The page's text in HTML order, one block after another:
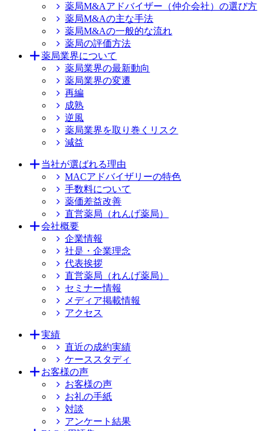
薬局M&Aアドバイザー（仲介会社）の選び方
薬局M&Aの主な手法
薬局M&Aの一般的な流れ
薬局の評価方法
薬局業界について
薬局業界の最新動向
薬局業界の変遷
再編
成熟
逆風
薬局業界を取り巻くリスク
減益
当社が選ばれる理由
MACアドバイザリーの特色
手数料について
薬価差益改善
直営薬局（れんげ薬局）
会社概要
企業情報
社是・企業理念
代表挨拶
直営薬局（れんげ薬局）
セミナー情報
メディア掲載情報
アクセス
実績
直近の成約実績
ケーススタディ
お客様の声
お客様の声
お礼の手紙
対談
アンケート結果